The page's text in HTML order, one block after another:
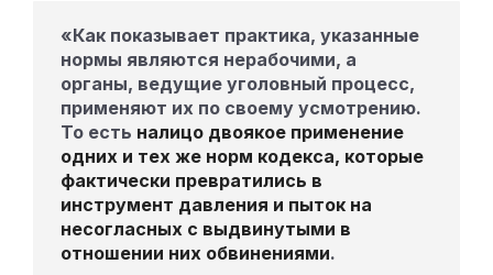
«Как показывает практика, указанные
нормы являются нерабочими, а
органы, ведущие уголовный процесс,
применяют их по своему усмотрению.
То есть налицо двоякое применение
одних и тех же норм кодекса, которые
фактически превратились в
инструмент давления и пыток на
несогласных с выдвинутыми в
отношении них обвинениями.